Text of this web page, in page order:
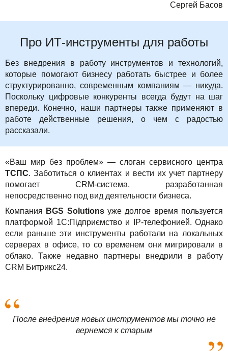
Сергей Басов
Про ИТ-инструменты для работы
Без внедрения в работу инструментов и технологий,
которые помогают бизнесу работать быстрее и более
структурированно, современным компаниям — никуда.
Поскольку цифровые конкуренты всегда будут на шаг
впереди. Конечно, наши партнеры также применяют в
работе действенные решения, о чем с радостью
рассказали.
«Ваш мир без проблем» — слоган сервисного центра
ТСПС. Заботиться о клиентах и вести их учет партнеру
помогает CRM-система, разработанная
непосредственно под вид деятельности бизнеса.
Компания BGS Solutionsуже долгое время пользуется
платформой 1С:Підприємство и IP-телефонией. Однако
если раньше эти инструменты работали на локальных
серверах в офисе, то со временем они мигрировали в
облако. Также недавно партнеры внедрили в работу
CRM Битрикс24.
После внедрения новых инструментов мы точно не
вернемся к старым